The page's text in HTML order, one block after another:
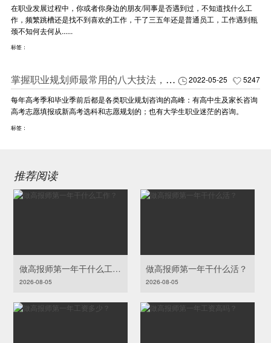
在职业发展过程中，你或者你身边的朋友/同事是否遇到过，不知道找什么工
作，频繁跳槽还是找不到喜欢的工作，干了三五年还是普通员工，工作遇到瓶
颈不知何去何从......
标签：
2022-05-25 5247
掌握职业规划师最常用的八大技法，轻松解决90%职场难题
每年高考季和毕业季前后都是各类职业规划咨询的高峰：有高中生及家长咨询
高考志愿填报或新高考选科和志愿规划的；也有大学生职业迷茫的咨询。
标签：
推荐阅读
做高报师第一年干什么工作？
2026-08-05
做高报师第一年干什么活？
2026-08-05